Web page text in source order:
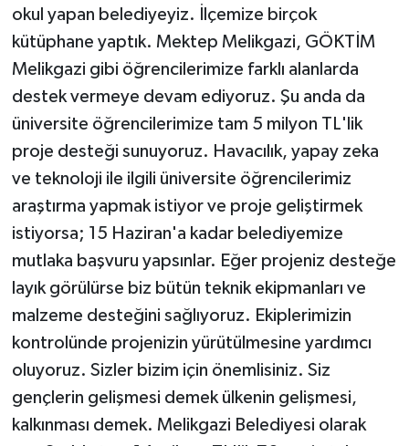
okul yapan belediyeyiz. İlçemize birçok
kütüphane yaptık. Mektep Melikgazi, GÖKTİM
Melikgazi gibi öğrencilerimize farklı alanlarda
destek vermeye devam ediyoruz. Şu anda da
üniversite öğrencilerimize tam 5 milyon TL'lik
proje desteği sunuyoruz. Havacılık, yapay zeka
ve teknoloji ile ilgili üniversite öğrencilerimiz
araştırma yapmak istiyor ve proje geliştirmek
istiyorsa; 15 Haziran'a kadar belediyemize
mutlaka başvuru yapsınlar. Eğer projeniz desteğe
layık görülürse biz bütün teknik ekipmanları ve
malzeme desteğini sağlıyoruz. Ekiplerimizin
kontrolünde projenizin yürütülmesine yardımcı
oluyoruz. Sizler bizim için önemlisiniz. Siz
gençlerin gelişmesi demek ülkenin gelişmesi,
kalkınması demek. Melikgazi Belediyesi olarak
Jandarma
KÜLTÜR SANAT
MAGAZİN
POLİTİKA
Sağlık
SİYASET
SPOR HABERLERİ
TEKNOLOJİ